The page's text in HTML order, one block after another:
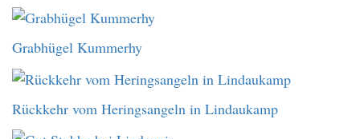
Grabhügel Kummerhy
Rückkehr vom Heringsangeln in Lindaukamp